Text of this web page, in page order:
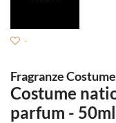
-
Fragranze
Costume
parfum - 50ml